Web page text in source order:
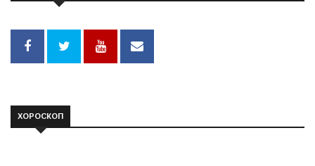
ХОРОСКОП